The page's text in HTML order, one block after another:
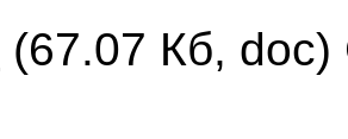
(67.07 Кб, doc)